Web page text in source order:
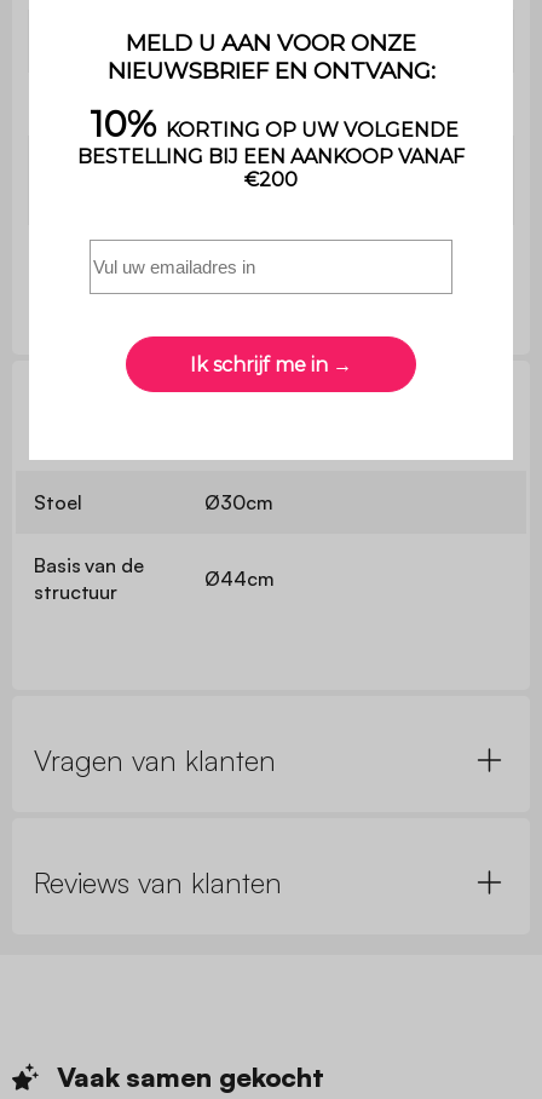
Binnen
Garantie
Eenvoudig te monteren -
instructies meegeleverd
Krukken Ø30 / 44 x H46cm (2,5kg)
Stoel Ø30cm
Basis van de
structuur
Ø44cm
Vragen van klanten
Reviews van klanten
Vaak samen gekocht